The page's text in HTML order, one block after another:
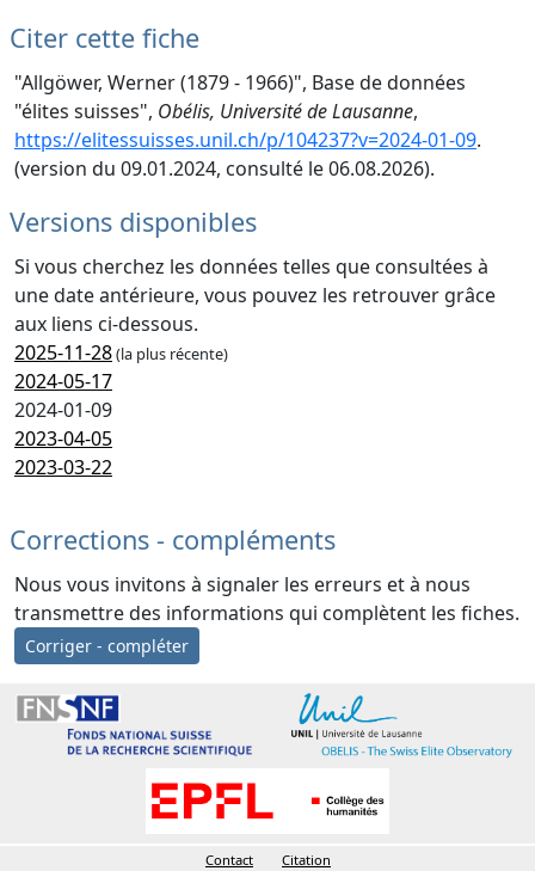
Citer cette fiche
"Allgöwer, Werner (1879 - 1966)", Base de données
"élites suisses", Obélis, Université de Lausanne,
https://elitessuisses.unil.ch/p/104237?v=2024-01-09.
(version du 09.01.2024, consulté le 06.08.2026).
Versions disponibles
Si vous cherchez les données telles que consultées à
une date antérieure, vous pouvez les retrouver grâce
aux liens ci-dessous.
2025-11-28(la plus récente)
2024-05-17
2024-01-09
2023-04-05
2023-03-22
Corrections - compléments
Nous vous invitons à signaler les erreurs et à nous
transmettre des informations qui complètent les fiches.
Corriger - compléter
Contact Citation